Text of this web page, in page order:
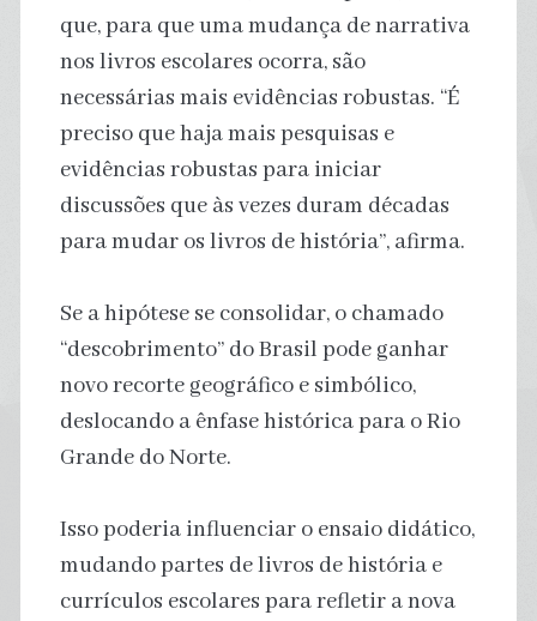
que, para que uma mudança de narrativa
nos livros escolares ocorra, são
necessárias mais evidências robustas. “É
preciso que haja mais pesquisas e
evidências robustas para iniciar
discussões que às vezes duram décadas
para mudar os livros de história”, afirma.
Se a hipótese se consolidar, o chamado
“descobrimento” do Brasil pode ganhar
novo recorte geográfico e simbólico,
deslocando a ênfase histórica para o Rio
Grande do Norte.
Isso poderia influenciar o ensaio didático,
mudando partes de livros de história e
currículos escolares para refletir a nova